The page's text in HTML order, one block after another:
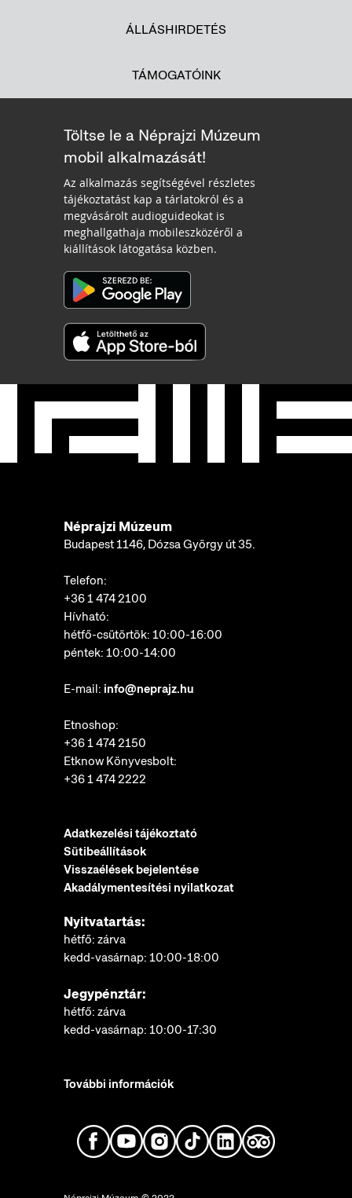
ÁLLÁSHIRDETÉS
TÁMOGATÓINK
Töltse le a Néprajzi Múzeum
mobil alkalmazását!
Az alkalmazás segítségével részletes
tájékoztatást kap a tárlatokról és a
megvásárolt audioguideokat is
meghallgathaja mobileszközéről a
kiállítások látogatása közben.
Néprajzi Múzeum
Budapest 1146, Dózsa György út 35.
Telefon:
+36 1 474 2100
Hívható:
hétfő-csütörtök: 10:00-16:00
péntek: 10:00-14:00
E-mail: info@neprajz.hu
Etnoshop:
+36 1 474 2150
Etknow Könyvesbolt:
+36 1 474 2222
Adatkezelési tájékoztató
Sütibeállítások
Visszaélések bejelentése
Akadálymentesítési nyilatkozat
Nyitvatartás:
hétfő: zárva
kedd-vasárnap: 10:00-18:00
Jegypénztár:
hétfő: zárva
kedd-vasárnap: 10:00-17:30
További információk